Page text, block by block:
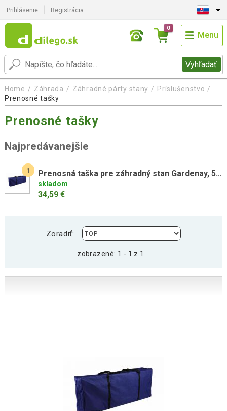
Prihlásenie Registrácia
Vyhľadať
0
Menu
Home Záhrada Záhradné párty stany
Príslušenstvo
Prenosné tašky
Prenosné tašky
Najpredávanejšie
1 Prenosná taška pre záhradný stan Gardenay, 50 x 23 x 158 cm
skladom
34,59 €
Zoradiť:
zobrazené: 1 - 1 z 1